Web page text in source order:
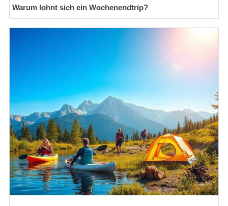
Warum lohnt sich ein Wochenendtrip?